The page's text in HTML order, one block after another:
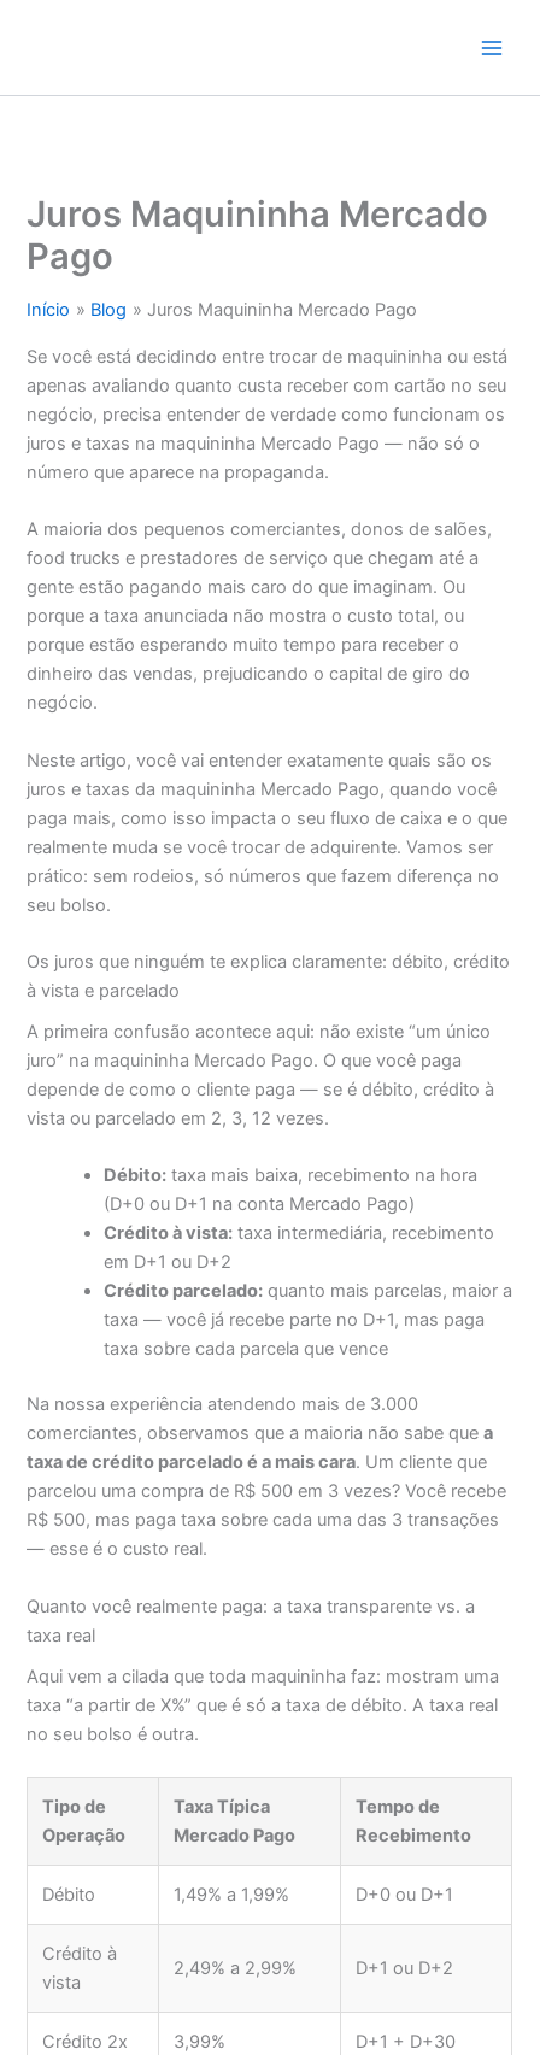
conteúdo
Juros Maquininha Mercado
Pago
Início Blog Juros Maquininha Mercado Pago
Se você está decidindo entre trocar de maquininha ou está
apenas avaliando quanto custa receber com cartão no seu
negócio, precisa entender de verdade como funcionam os
juros e taxas na maquininha Mercado Pago — não só o
número que aparece na propaganda.
A maioria dos pequenos comerciantes, donos de salões,
food trucks e prestadores de serviço que chegam até a
gente estão pagando mais caro do que imaginam. Ou
porque a taxa anunciada não mostra o custo total, ou
porque estão esperando muito tempo para receber o
dinheiro das vendas, prejudicando o capital de giro do
negócio.
Neste artigo, você vai entender exatamente quais são os
juros e taxas da maquininha Mercado Pago, quando você
paga mais, como isso impacta o seu fluxo de caixa e o que
realmente muda se você trocar de adquirente. Vamos ser
prático: sem rodeios, só números que fazem diferença no
seu bolso.
Os juros que ninguém te explica claramente: débito, crédito
à vista e parcelado
A primeira confusão acontece aqui: não existe “um único
juro” na maquininha Mercado Pago. O que você paga
depende de como o cliente paga — se é débito, crédito à
vista ou parcelado em 2, 3, 12 vezes.
Débito: taxa mais baixa, recebimento na hora
(D+0 ou D+1 na conta Mercado Pago)
Crédito à vista: taxa intermediária, recebimento
em D+1 ou D+2
Crédito parcelado: quanto mais parcelas, maior a
taxa — você já recebe parte no D+1, mas paga
taxa sobre cada parcela que vence
Na nossa experiência atendendo mais de 3.000
comerciantes, observamos que a maioria não sabe quea
taxa de crédito parcelado é a mais cara. Um cliente que
parcelou uma compra de R$ 500 em 3 vezes? Você recebe
R$ 500, mas paga taxa sobre cada uma das 3 transações
— esse é o custo real.
Quanto você realmente paga: a taxa transparente vs. a
taxa real
Aqui vem a cilada que toda maquininha faz: mostram uma
taxa “a partir de X%” que é só a taxa de débito. A taxa real
no seu bolso é outra.
Tipo de
Operação
Taxa Típica
Mercado Pago
Tempo de
Recebimento
Débito 1,49% a 1,99% D+0 ou D+1
Crédito à
vista
2,49% a 2,99% D+1 ou D+2
Crédito 2x 3,99% D+1 + D+30